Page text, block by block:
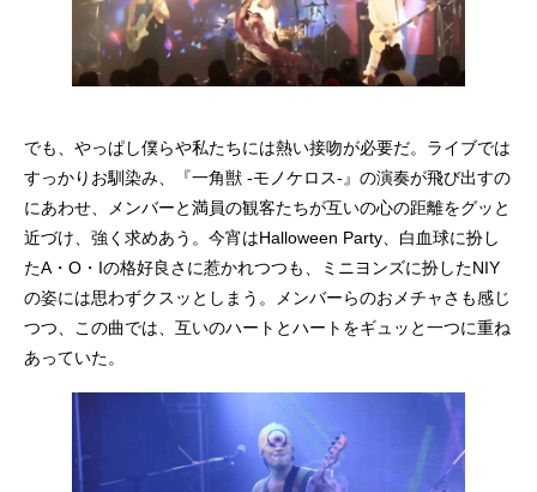
でも、やっぱし僕らや私たちには熱い接吻が必要だ。ライブでは
すっかりお馴染み、『一角獣 -モノケロス-』の演奏が飛び出すの
にあわせ、メンバーと満員の観客たちが互いの心の距離をグッと
近づけ、強く求めあう。今宵はHalloween Party、白血球に扮し
たA・O・Iの格好良さに惹かれつつも、ミニヨンズに扮したNIY
の姿には思わずクスッとしまう。メンバーらのおメチャさも感じ
つつ、この曲では、互いのハートとハートをギュッと一つに重ね
あっていた。